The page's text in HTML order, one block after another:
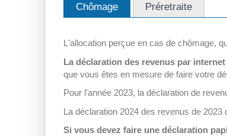
Chômage Préretraite
L'allocation perçue en cas de chômage,
La déclaration des revenus par internet
que vous êtes en mesure de faire votre
Pour l'année 2023, la déclaration de
La déclaration 2024 des revenus de 2023
Si vous devez faire une déclaration